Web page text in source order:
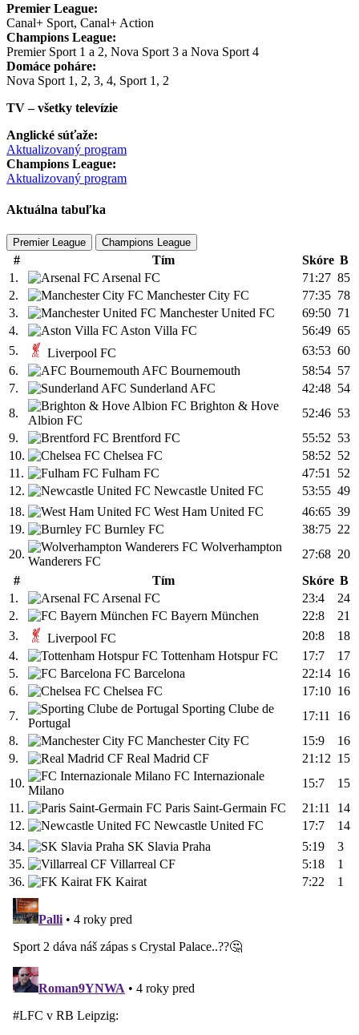
Premier League:
Canal+ Sport, Canal+ Action
Champions League:
Premier Sport 1 a 2, Nova Sport 3 a Nova Sport 4
Domáce poháre:
Nova Sport 1, 2, 3, 4, Sport 1, 2
TV – všetky televízie
Anglické súťaže:
Aktualizovaný program
Champions League:
Aktualizovaný program
Aktuálna tabuľka
Premier League Champions League
# Tím Skóre B
1.
Arsenal FC 71:27 85
2.
Manchester City FC 77:35 78
3.
Manchester United FC 69:50 71
4.
Aston Villa FC 56:49 65
5.
Liverpool FC 63:53 60
6.
AFC Bournemouth 58:54 57
7.
Sunderland AFC 42:48 54
8.
Brighton & Hove
Albion FC
52:46 53
9.
Brentford FC 55:52 53
10.
Chelsea FC 58:52 52
11.
Fulham FC 47:51
52
12.
Newcastle United FC 53:55 49
18.
West Ham United FC 46:65 39
19.
Burnley FC 38:75 22
20.
Wolverhampton
Wanderers FC
27:68 20
#
Tím Skóre B
1.
Arsenal FC 23:4
24
2.
FC Bayern München 22:8
21
3.
Liverpool FC 20:8
18
4.
Tottenham Hotspur FC 17:7
17
5.
FC Barcelona 22:14 16
6.
Chelsea FC 17:10 16
7.
Sporting Clube de
Portugal
17:11
16
8.
Manchester City FC 15:9
16
9.
Real Madrid CF 21:12 15
10.
FC Internazionale
Milano
15:7
15
11.
Paris Saint-Germain FC 21:11
14
12.
Newcastle United FC 17:7
14
34.
SK Slavia Praha 5:19
3
35.
Villarreal CF 5:18
1
36.
FK Kairat 7:22 1